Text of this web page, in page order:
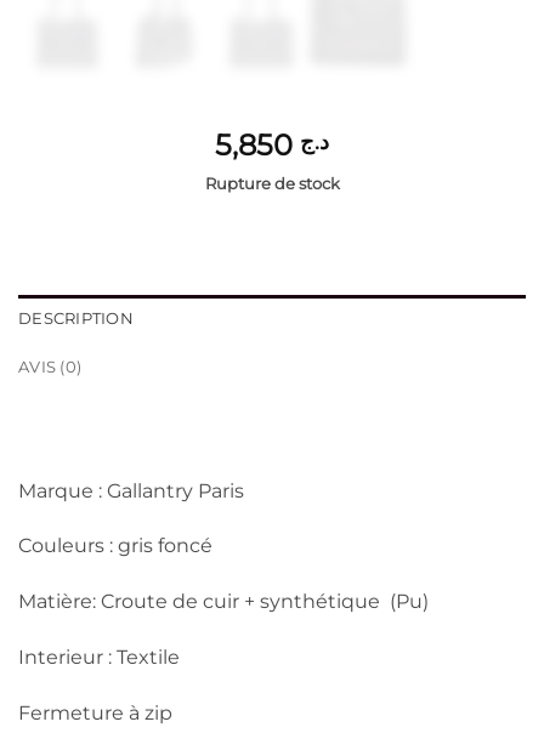
د.ج
Rupture de stock
DESCRIPTION
AVIS (0)
Marque : Gallantry Paris
Couleurs : gris foncé
Matière: Croute de cuir + synthétique (Pu)
Interieur : Textile
Fermeture à zip